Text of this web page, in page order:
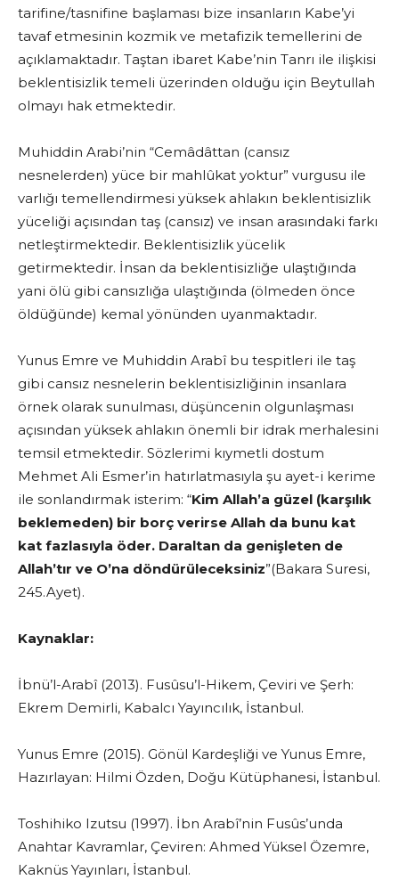
tarifine/tasnifine başlaması bize insanların Kabe’yi
tavaf etmesinin kozmik ve metafizik temellerini de
açıklamaktadır. Taştan ibaret Kabe’nin Tanrı ile ilişkisi
beklentisizlik temeli üzerinden olduğu için Beytullah
olmayı hak etmektedir.
Muhiddin Arabi’nin “Cemâdâttan (cansız
nesnelerden) yüce bir mahlûkat yoktur” vurgusu ile
varlığı temellendirmesi yüksek ahlakın beklentisizlik
yüceliği açısından taş (cansız) ve insan arasındaki farkı
netleştirmektedir. Beklentisizlik yücelik
getirmektedir. İnsan da beklentisizliğe ulaştığında
yani ölü gibi cansızlığa ulaştığında (ölmeden önce
öldüğünde) kemal yönünden uyanmaktadır.
Yunus Emre ve Muhiddin Arabî bu tespitleri ile taş
gibi cansız nesnelerin beklentisizliğinin insanlara
örnek olarak sunulması, düşüncenin olgunlaşması
açısından yüksek ahlakın önemli bir idrak merhalesini
temsil etmektedir. Sözlerimi kıymetli dostum
Mehmet Ali Esmer’in hatırlatmasıyla şu ayet-i kerime
ile sonlandırmak isterim: “Kim Allah’a güzel (karşılık
beklemeden) bir borç verirse Allah da bunu kat
kat fazlasıyla öder. Daraltan da genişleten de
Allah’tır ve O’na döndürüleceksiniz”(Bakara Suresi,
245.Ayet).
Kaynaklar:
İbnü’l-Arabî (2013). Fusûsu’l-Hikem, Çeviri ve Şerh:
Ekrem Demirli, Kabalcı Yayıncılık, İstanbul.
Yunus Emre (2015). Gönül Kardeşliği ve Yunus Emre,
Hazırlayan: Hilmi Özden, Doğu Kütüphanesi, İstanbul.
Toshihiko Izutsu (1997). İbn Arabî’nin Fusûs’unda
Anahtar Kavramlar, Çeviren: Ahmed Yüksel Özemre,
Kaknüs Yayınları, İstanbul.